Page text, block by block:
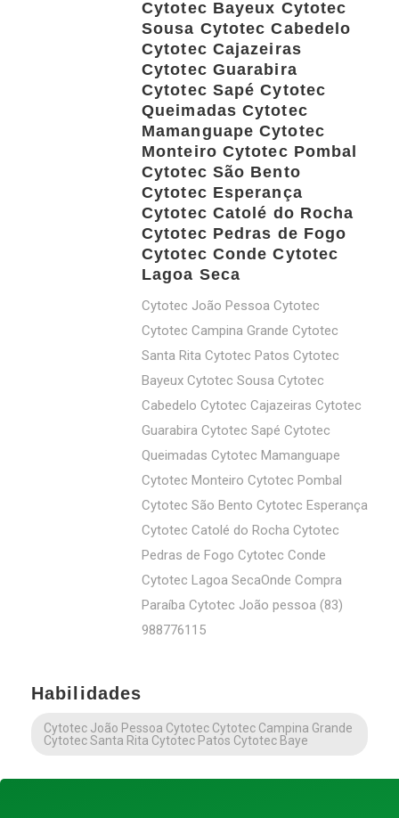
Cytotec Bayeux Cytotec
Sousa Cytotec Cabedelo
Cytotec Cajazeiras
Cytotec Guarabira
Cytotec Sapé Cytotec
Queimadas Cytotec
Mamanguape Cytotec
Monteiro Cytotec Pombal
Cytotec São Bento
Cytotec Esperança
Cytotec Catolé do Rocha
Cytotec Pedras de Fogo
Cytotec Conde Cytotec
Lagoa Seca
Cytotec João Pessoa Cytotec
Cytotec Campina Grande Cytotec
Santa Rita Cytotec Patos Cytotec
Bayeux Cytotec Sousa Cytotec
Cabedelo Cytotec Cajazeiras Cytotec
Guarabira Cytotec Sapé Cytotec
Queimadas Cytotec Mamanguape
Cytotec Monteiro Cytotec Pombal
Cytotec São Bento Cytotec Esperança
Cytotec Catolé do Rocha Cytotec
Pedras de Fogo Cytotec Conde
Cytotec Lagoa SecaOnde Compra
Paraíba Cytotec João pessoa (83)
988776115
Habilidades
Cytotec João Pessoa Cytotec Cytotec Campina Grande
Cytotec Santa Rita Cytotec Patos Cytotec Baye